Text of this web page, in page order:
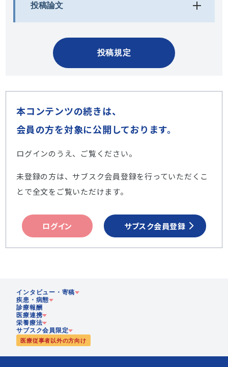
投稿論文
投稿規定
本コンテンツの続きは、
会員の方を対象に公開しております。
ログインのうえ、ご覧ください。
未登録の方は、サブスク会員登録を行っていただくこ
とで全文をご覧いただけます。
ログイン サブスク会員登録
インタビュー・寄稿
歴史
疾患・病態
診療報酬
医療連携
在宅医療
多職種協働
栄養療法
サブスク会員限定
栄養
医療従事者以外の方向け